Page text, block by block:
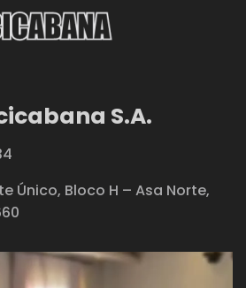
S.A.
Único, Bloco H – Asa Norte,